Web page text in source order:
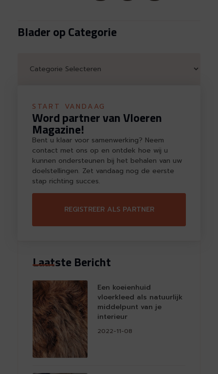
Blader op Categorie
Laatste Bericht
Een koeienhuid
vloerkleed als natuurlijk
middelpunt van je
interieur
2022-11-08
START VANDAAG
Word partner van Vloeren
Magazine!
Bent u klaar voor samenwerking? Neem
contact met ons op en ontdek hoe wij u
kunnen ondersteunen bij het behalen van uw
doelstellingen. Zet vandaag nog de eerste
stap richting succes.
REGISTREER ALS PARTNER